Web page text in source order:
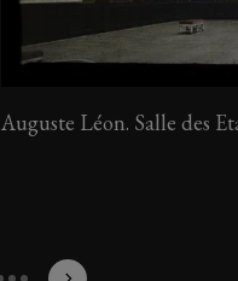
Auguste Léon. Salle des